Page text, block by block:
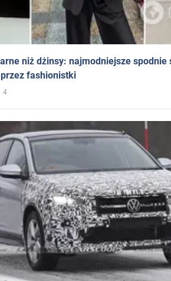
niż dżinsy: najmodniejsze spodnie
fashionistki
4